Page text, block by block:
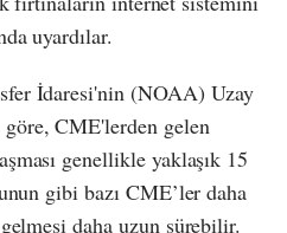
uyardılar.
İdaresi'nin (NOAA) Uzay
CME'lerden gelen
genellikle yaklaşık 15
gibi bazı CME’ler daha
daha uzun sürebilir.